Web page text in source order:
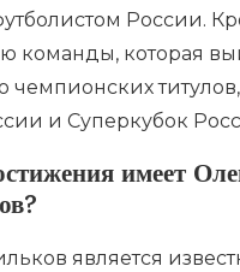
России.
команды, которая
чемпионских
и Суперкубок
имеет
является